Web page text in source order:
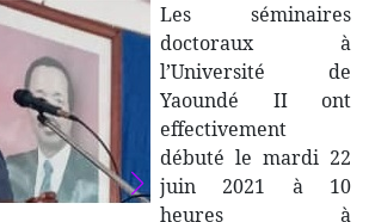
Les séminaires
doctoraux à
l’Université de
Yaoundé II ont
effectivement
débuté le mardi 22
juin 2021 à 10
heures à